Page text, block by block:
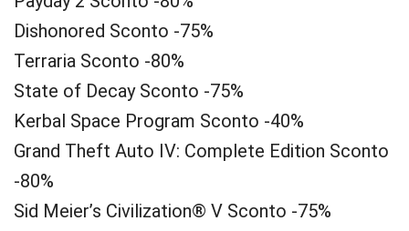
Dishonored Sconto -75%
Terraria Sconto -80%
State of Decay Sconto -75%
Kerbal Space Program Sconto -40%
Grand Theft Auto IV: Complete Edition Sconto
-80%
Sid Meier’s Civilization® V Sconto -75%